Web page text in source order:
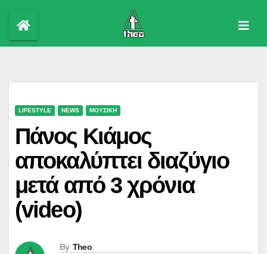
content
LIFESTYLE NEWS ΜΟΥΣΙΚΗ
Πάνος Κιάμος
αποκαλύπτει διαζύγιο
μετά από 3 χρόνια
(video)
By Theo